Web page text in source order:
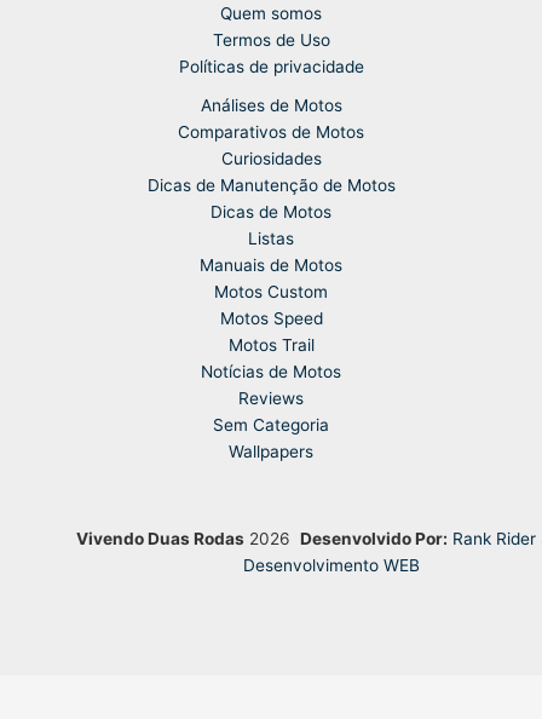
Quem somos
Termos de Uso
Políticas de privacidade
Análises de Motos
Comparativos de Motos
Curiosidades
Dicas de Manutenção de Motos
Dicas de Motos
Listas
Manuais de Motos
Motos Custom
Motos Speed
Motos Trail
Notícias de Motos
Reviews
Sem Categoria
Wallpapers
Vivendo Duas Rodas2026 Desenvolvido Por: Rank Rider
Desenvolvimento WEB